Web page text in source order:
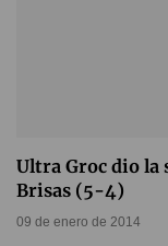
Ultra Groc dio la
Brisas (5-4)
09 de enero de 2014